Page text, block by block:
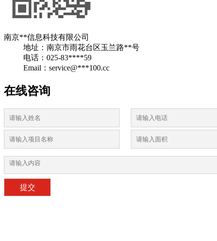
南京**信息科技有限公司
地址：南京市雨花台区玉兰路**号
电话：025-83****59
Email：service@***100.cc
在线咨询